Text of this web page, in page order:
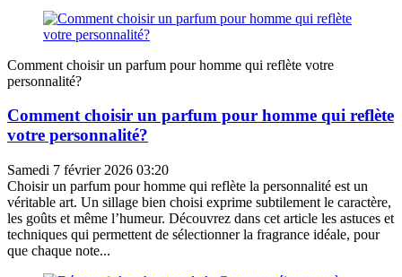
Comment choisir un parfum pour homme qui reflète votre
personnalité?
Comment choisir un parfum pour homme qui reflète
votre personnalité?
Samedi 7 février 2026 03:20
Choisir un parfum pour homme qui reflète la personnalité est un
véritable art. Un sillage bien choisi exprime subtilement le caractère,
les goûts et même l’humeur. Découvrez dans cet article les astuces et
techniques qui permettent de sélectionner la fragrance idéale, pour
que chaque note...